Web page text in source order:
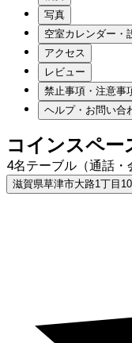
写真
空室カレンダー・
アクセス
レビュー
禁止事項・注意事
ヘルプ・お問い合
コインスペー
4名テーブル（通話・
滋賀県草津市大路1丁目